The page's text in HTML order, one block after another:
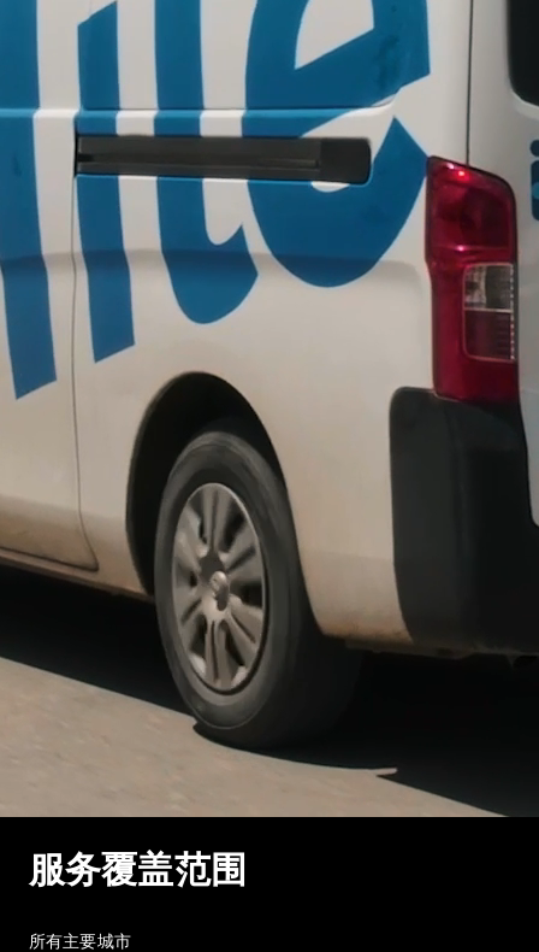
服务覆盖范围
所有主要城市